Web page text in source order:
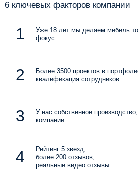
6 ключевых факторов компании
Уже 18 лет мы делаем мебель
фокус
Более 3500 проектов в
квалификация сотрудников
У нас собственное
компании
Рейтинг 5 звезд,
более 200 отзывов,
реальные видео отзывы